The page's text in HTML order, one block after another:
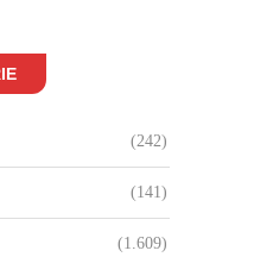
(242)
(141)
(1.609)